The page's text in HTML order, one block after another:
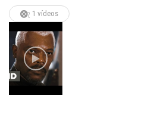
1 vídeos